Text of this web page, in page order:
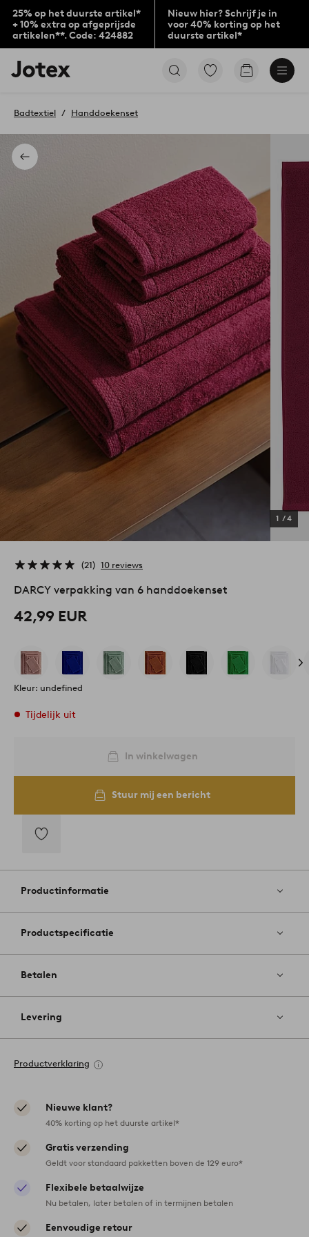
25% op het duurste artikel*
+ 10% extra op afgeprijsde
artikelen**. Code: 424882
Nieuw hier? Schrijf je in
voor 40% korting op het
duurste artikel*
Jotex
logo
to
home
page
Ga
Go
Terug
Badtextiel Handdoekenset
1 /4
21 10 reviews
DARCY verpakking van 6 handdoekenset
42,99 EUR
Kleur: undefined
Tijdelijk uit
In winkelwagen
Stuur mij een bericht
aan
favorieten
Productinformatie
Productspecificatie
Betalen
Levering
Productverklaring
Nieuwe klant?
40% korting op het duurste artikel*
Gratis verzending
Geldt voor standaard pakketten boven de 129 euro*
Flexibele betaalwijze
Nu betalen, later betalen of in termijnen betalen
Eenvoudige retour